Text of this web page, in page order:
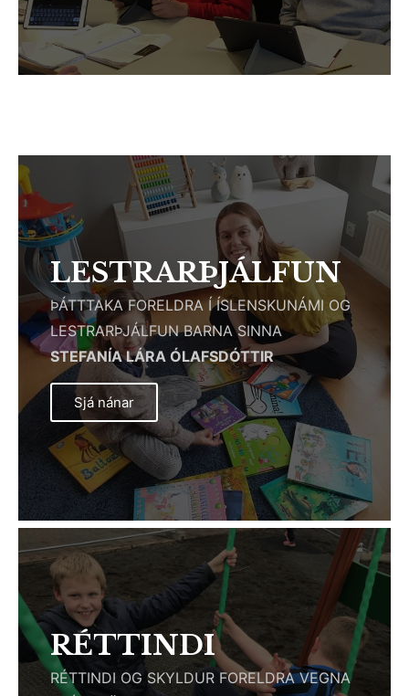
LESTRARÞJÁLFUN
ÞÁTTTAKA FORELDRA Í ÍSLENSKUNÁMI OG
LESTRARÞJÁLFUN BARNA SINNA
STEFANÍA LÁRA ÓLAFSDÓTTIR
Sjá nánar
RÉTTINDI
RÉTTINDI OG SKYLDUR FORELDRA VEGNA